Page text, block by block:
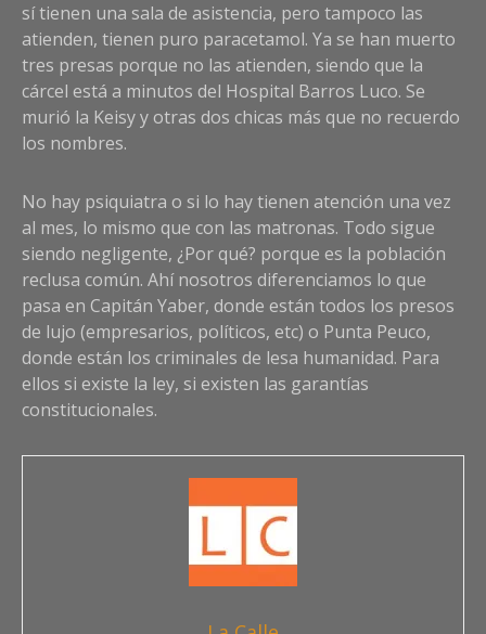
sí tienen una sala de asistencia, pero tampoco las
atienden, tienen puro paracetamol. Ya se han muerto
tres presas porque no las atienden, siendo que la
cárcel está a minutos del Hospital Barros Luco. Se
murió la Keisy y otras dos chicas más que no recuerdo
los nombres.
No hay psiquiatra o si lo hay tienen atención una vez
al mes, lo mismo que con las matronas. Todo sigue
siendo negligente, ¿Por qué? porque es la población
reclusa común. Ahí nosotros diferenciamos lo que
pasa en Capitán Yaber, donde están todos los presos
de lujo (empresarios, políticos, etc) o Punta Peuco,
donde están los criminales de lesa humanidad. Para
ellos si existe la ley, si existen las garantías
constitucionales.